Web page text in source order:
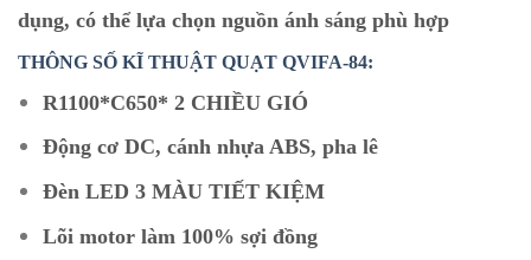
dụng, có thể lựa chọn nguồn ánh sáng phù hợp
THÔNG SỐ KĨ THUẬT QUẠT QVIFA-84:
R1100*C650* 2 CHIỀU GIÓ
Động cơ DC, cánh nhựa ABS, pha lê
Đèn LED 3 MÀU TIẾT KIỆM
Lõi motor làm 100% sợi đồng